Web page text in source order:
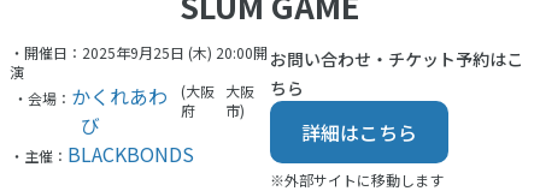
・開催日：2025年9月25日 (木) 20:00開
演
・会場： かくれあわ
び
(大阪
府
大阪
市)
・主催： BLACKBONDS
お問い合わせ・チケット予約はこ
ちら
詳細はこちら
※外部サイトに移動します